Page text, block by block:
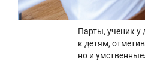
Парты, ученик у
к детям,
но и